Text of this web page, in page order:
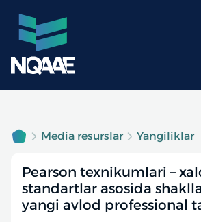
Media resurslar Yangiliklar
Pearson texnikumlari –
standartlar asosida
yangi avlod professional